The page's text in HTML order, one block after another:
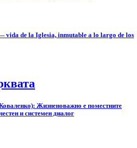
de la Iglesia, inmutable a lo largo de los
Жизненоважно е поместните
и системен диалог